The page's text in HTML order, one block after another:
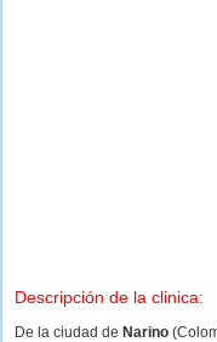
Descripción de la clinica:
De la ciudad de Narino